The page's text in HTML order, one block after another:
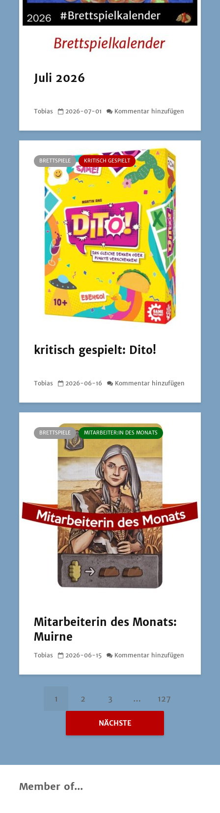
Juli 2026
Tobias 2026-07-01 Kommentar hinzufügen
BRETTSPIELE KRITISCH GESPIELT
kritisch gespielt: Dito!
Tobias 2026-06-16 Kommentar hinzufügen
BRETTSPIELE MITARBEITER:IN DES MONATS
Mitarbeiterin des Monats:
Muirne
Tobias 2026-06-15 Kommentar hinzufügen
1 2 3 … 127
NÄCHSTE
Member of...